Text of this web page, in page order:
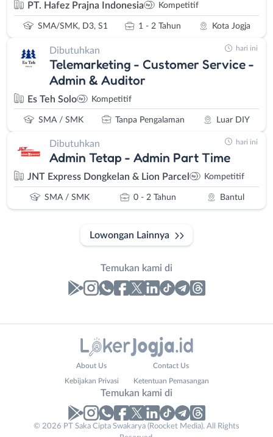
PT. Hafez Prajna Indonesia Kompetitif
SMA/SMK, D3, S1 1 - 2 Tahun Kota Jogja
Dibutuhkan
Telemarketing - Customer Service -
Admin & Auditor
Es Teh Solo Kompetitif
SMA / SMK Tanpa Pengalaman Luar DIY
hari ini
Dibutuhkan
Admin Tetap - Admin Part Time
JNT Express Dongkelan & Lion Parcel Kompetitif
SMA / SMK 0 - 2 Tahun Bantul
hari ini
Lowongan Lainnya
Temukan kami di
No. Telp /
About Us Contact Us
Kebijakan Privasi Ketentuan Pemasangan
Temukan kami di
© 2026 PT Saka Cipta Swakarya (Roocket Media). All Rights